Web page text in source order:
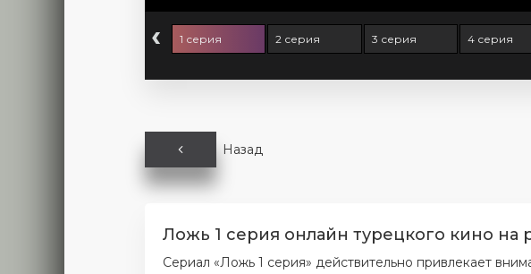
‹ 1 серия 2 серия 3 серия 4 серия
Назад
Ложь 1 серия онлайн турецкого кино на
Сериал «Ложь 1 серия» действительно привлекает